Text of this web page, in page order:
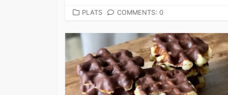
CATEGORIES
PLATS COMMENTS: 0